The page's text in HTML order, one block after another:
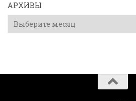
АРХИВЫ
Архивы